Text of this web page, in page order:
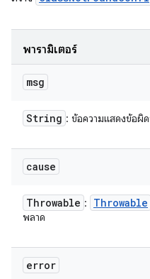
พารามิเตอร์
msg
String : ข้อความแสดงข้อผิ
cause
Throwable : Throwable
พลาด
error